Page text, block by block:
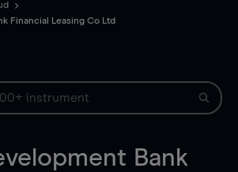
Financial Leasing Co Ltd
Bank